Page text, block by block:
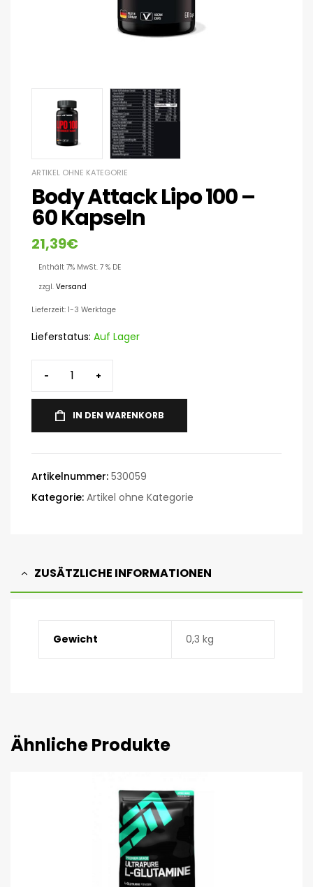
ARTIKEL OHNE KATEGORIE
Body Attack Lipo 100 –
60 Kapseln
21,39€
Enthält 7% MwSt. 7 % DE
zzgl. Versand
Lieferzeit: 1-3 Werktage
Lieferstatus: Auf Lager
- +
IN DEN WARENKORB
Artikelnummer: 530059
Kategorie: Artikel ohne Kategorie
ZUSÄTZLICHE INFORMATIONEN
Gewicht 0,3 kg
Ähnliche Produkte